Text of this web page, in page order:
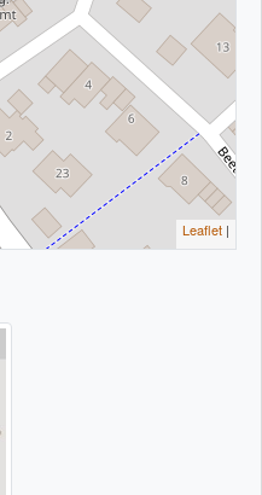
Leaflet |